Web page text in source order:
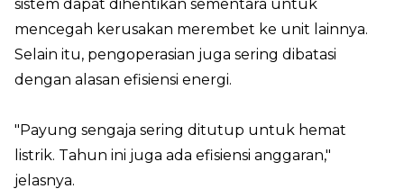
sistem dapat dihentikan sementara untuk
mencegah kerusakan merembet ke unit lainnya.
Selain itu, pengoperasian juga sering dibatasi
dengan alasan efisiensi energi.
"Payung sengaja sering ditutup untuk hemat
listrik. Tahun ini juga ada efisiensi anggaran,"
jelasnya.